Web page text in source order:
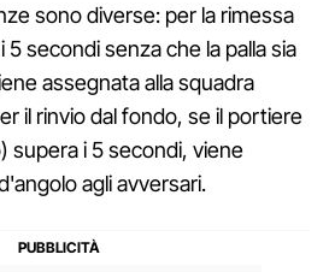
sono diverse: per la rimessa
secondi senza che la palla sia
assegnata alla squadra
il rinvio dal fondo, se il portiere
supera i 5 secondi, viene
agli avversari.